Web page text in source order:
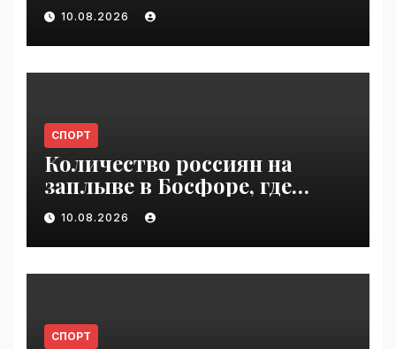
10.08.2026
СПОРТ
Количество россиян на
заплыве в Босфоре, где
погиб Свечников, резко
упало | VseTime.ru
10.08.2026
СПОРТ